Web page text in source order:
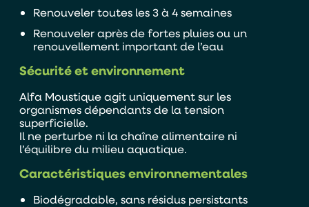
Renouveler toutes les 3 à 4 semaines
Renouveler après de fortes pluies ou un
renouvellement important de l’eau
Sécurité et environnement
Alfa Moustique agit uniquement sur les
organismes dépendants de la tension
superficielle.
Il ne perturbe ni la chaîne alimentaire ni
l’équilibre du milieu aquatique.
Caractéristiques environnementales
Biodégradable, sans résidus persistants